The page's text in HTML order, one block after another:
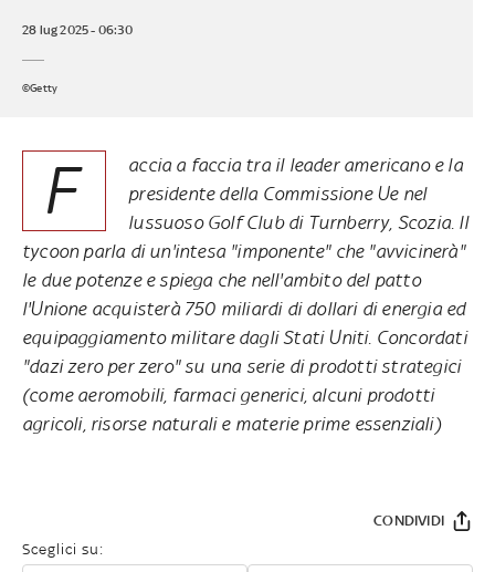
28 lug 2025 - 06:30
©Getty
F
accia a faccia tra il leader americano e la
presidente della Commissione Ue nel
lussuoso Golf Club di Turnberry, Scozia. Il
tycoon parla di un'intesa "imponente" che "avvicinerà"
le due potenze e spiega che nell'ambito del patto
l'Unione acquisterà 750 miliardi di dollari di energia ed
equipaggiamento militare dagli Stati Uniti. Concordati
"dazi zero per zero" su una serie di prodotti strategici
(come aeromobili, farmaci generici, alcuni prodotti
agricoli, risorse naturali e materie prime essenziali)
Sceglici su:
CONDIVIDI